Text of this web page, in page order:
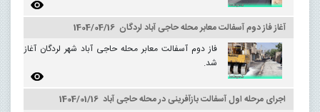
آغاز فاز دوم آسفالت معابر محله حاجی آباد لردگان 1404/04/16
فاز دوم آسفالت معابر محله حاجی آباد شهر لردگان آغاز
شد.
اجرای مرحله اول آسفالت بازآفرینی در محله حاجی آباد 1404/01/16